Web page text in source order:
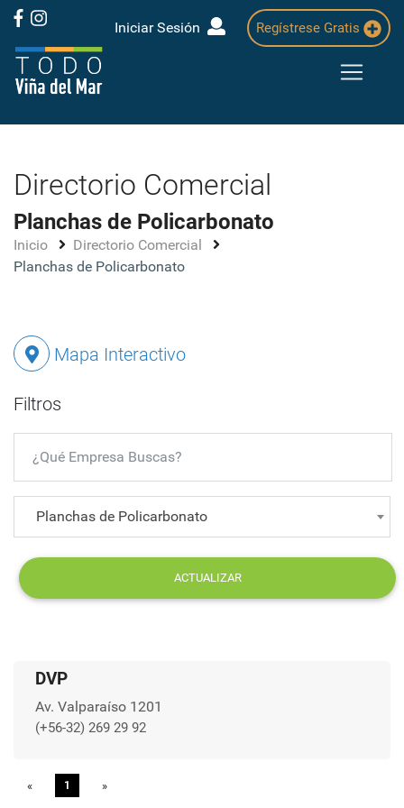
Iniciar Sesión Regístrese Gratis
Directorio Comercial
Planchas de Policarbonato
Inicio
Directorio Comercial
Planchas de Policarbonato
Mapa Interactivo
Filtros
Planchas de Policarbonato
ACTUALIZAR
DVP
Av. Valparaíso 1201
(+56-32) 269 29 92
« Previous
1 »